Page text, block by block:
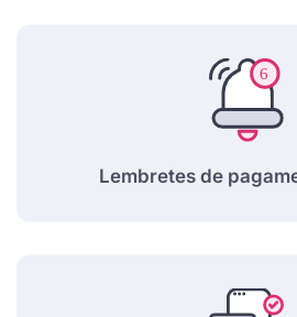
Lembretes de